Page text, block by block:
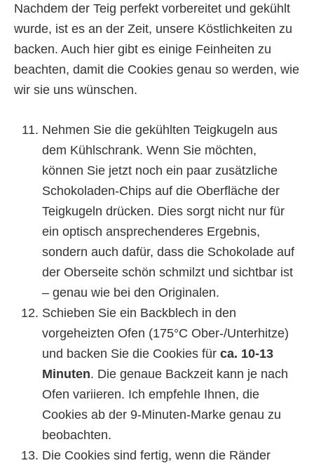
Nachdem der Teig perfekt vorbereitet und gekühlt
wurde, ist es an der Zeit, unsere Köstlichkeiten zu
backen. Auch hier gibt es einige Feinheiten zu
beachten, damit die Cookies genau so werden, wie
wir sie uns wünschen.
Nehmen Sie die gekühlten Teigkugeln aus
dem Kühlschrank. Wenn Sie möchten,
können Sie jetzt noch ein paar zusätzliche
Schokoladen-Chips auf die Oberfläche der
Teigkugeln drücken. Dies sorgt nicht nur für
ein optisch ansprechenderes Ergebnis,
sondern auch dafür, dass die Schokolade auf
der Oberseite schön schmilzt und sichtbar ist
– genau wie bei den Originalen.
Schieben Sie ein Backblech in den
vorgeheizten Ofen (175°C Ober-/Unterhitze)
und backen Sie die Cookies für ca. 10-13
Minuten. Die genaue Backzeit kann je nach
Ofen variieren. Ich empfehle Ihnen, die
Cookies ab der 9-Minuten-Marke genau zu
beobachten.
Die Cookies sind fertig, wenn die Ränder